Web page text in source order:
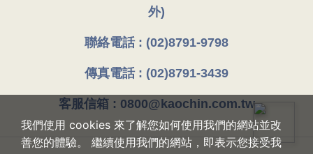
外)
聯絡電話 : (02)8791-9798
傳真電話 : (02)8791-3439
客服信箱 : 0800@kaochin.com.tw
我們使用 cookies 來了解您如何使用我們的網站並改
善您的體驗。 繼續使用我們的網站，即表示您接受我